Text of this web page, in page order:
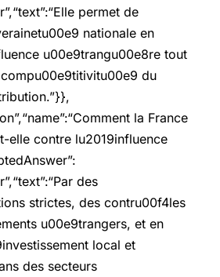
permet de
nationale en
u00e9trangu00e8re tout
du
la France
elle contre lu2019influence
des
strictes, des contru00f4les
u00e9trangers, et en
local et
des secteurs